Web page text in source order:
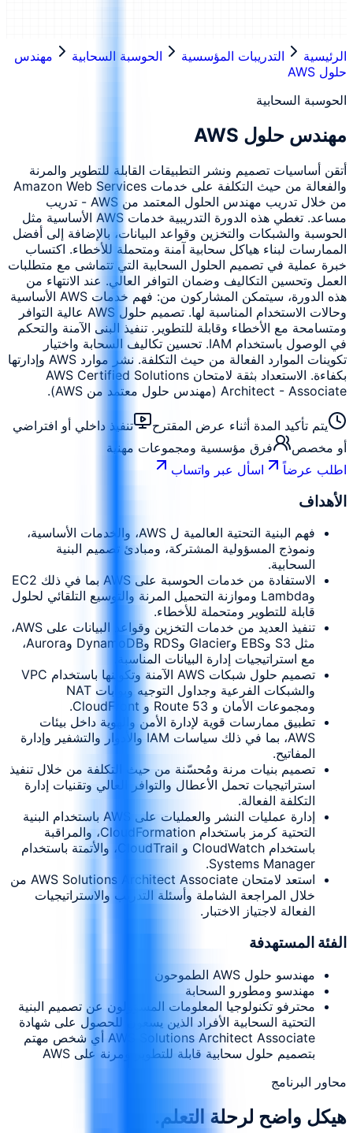
الرئيسية التدريبات المؤسسية الحوسبة السحابية
مهندس
حلول AWS
الحوسبة السحابية
مهندس حلول AWS
أتقن أساسيات تصميم ونشر التطبيقات القابلة للتطوير والمرنة
والفعالة من حيث التكلفة على خدمات Amazon Web Services
من خلال تدريب مهندس الحلول المعتمد من AWS - تدريب
مساعد. تغطي هذه الدورة التدريبية خدمات AWS الأساسية مثل
الحوسبة والشبكات والتخزين وقواعد البيانات، بالإضافة إلى أفضل
الممارسات لبناء هياكل سحابية آمنة ومتحملة للأخطاء. اكتساب
خبرة عملية في تصميم الحلول السحابية التي تتماشى مع متطلبات
العمل وتحسين التكاليف وضمان التوافر العالي. عند الانتهاء من
هذه الدورة، سيتمكن المشاركون من: فهم خدمات AWS الأساسية
وحالات الاستخدام المناسبة لها. تصميم حلول AWS عالية التوافر
ومتسامحة مع الأخطاء وقابلة للتطوير. تنفيذ البنى الآمنة والتحكم
في الوصول باستخدام IAM. تحسين تكاليف السحابة واختيار
تكوينات الموارد الفعالة من حيث التكلفة. نشر موارد AWS وإدارتها
بكفاءة. الاستعداد بثقة لامتحان AWS Certified Solutions
Architect - Associate (مهندس حلول معتمد من AWS).
يتم تأكيد المدة أثناء عرض المقترح
تنفيذ داخلي أو افتراضي
أو مخصص
فرق مؤسسية ومجموعات مهنية
اطلب عرضاً
اسأل عبر واتساب
الأهداف
فهم البنية التحتية العالمية ل AWS، والخدمات الأساسية،
ونموذج المسؤولية المشتركة، ومبادئ تصميم البنية
السحابية.
الاستفادة من خدمات الحوسبة على AWS بما في ذلك EC2
وLambda وموازنة التحميل المرنة والتوسيع التلقائي لحلول
قابلة للتطوير ومتحملة للأخطاء.
تنفيذ العديد من خدمات التخزين وقواعد البيانات على AWS،
مثل S3 وEBS وGlacier وRDS وDynamoDB وAurora،
مع استراتيجيات إدارة البيانات المناسبة.
تصميم حلول شبكات AWS الآمنة وتكوينها باستخدام VPC
والشبكات الفرعية وجداول التوجيه وبوابات NAT
ومجموعات الأمان و Route 53 و CloudFront.
تطبيق ممارسات قوية لإدارة الأمن والهوية داخل بيئات
AWS، بما في ذلك سياسات IAM والأدوار والتشفير وإدارة
المفاتيح.
تصميم بنيات مرنة ومُحسّنة من حيث التكلفة من خلال تنفيذ
استراتيجيات تحمل الأعطال والتوافر العالي وتقنيات إدارة
التكلفة الفعالة.
إدارة عمليات النشر والعمليات على AWS باستخدام البنية
التحتية كرمز باستخدام CloudFormation، والمراقبة
باستخدام CloudWatch و CloudTrail، والأتمتة باستخدام
Systems Manager.
استعد لامتحان AWS Solutions Architect Associate من
خلال المراجعة الشاملة وأسئلة التدريب والاستراتيجيات
الفعالة لاجتياز الاختبار.
الفئة المستهدفة
مهندسو حلول AWS الطموحون
مهندسو ومطورو السحابة
محترفو تكنولوجيا المعلومات المسؤولون عن تصميم البنية
التحتية السحابية الأفراد الذين يسعون للحصول على شهادة
AWS Solutions Architect Associate أي شخص مهتم
بتصميم حلول سحابية قابلة للتطوير ومرنة على AWS
محاور البرنامج
هيكل واضح لرحلة التعلم.